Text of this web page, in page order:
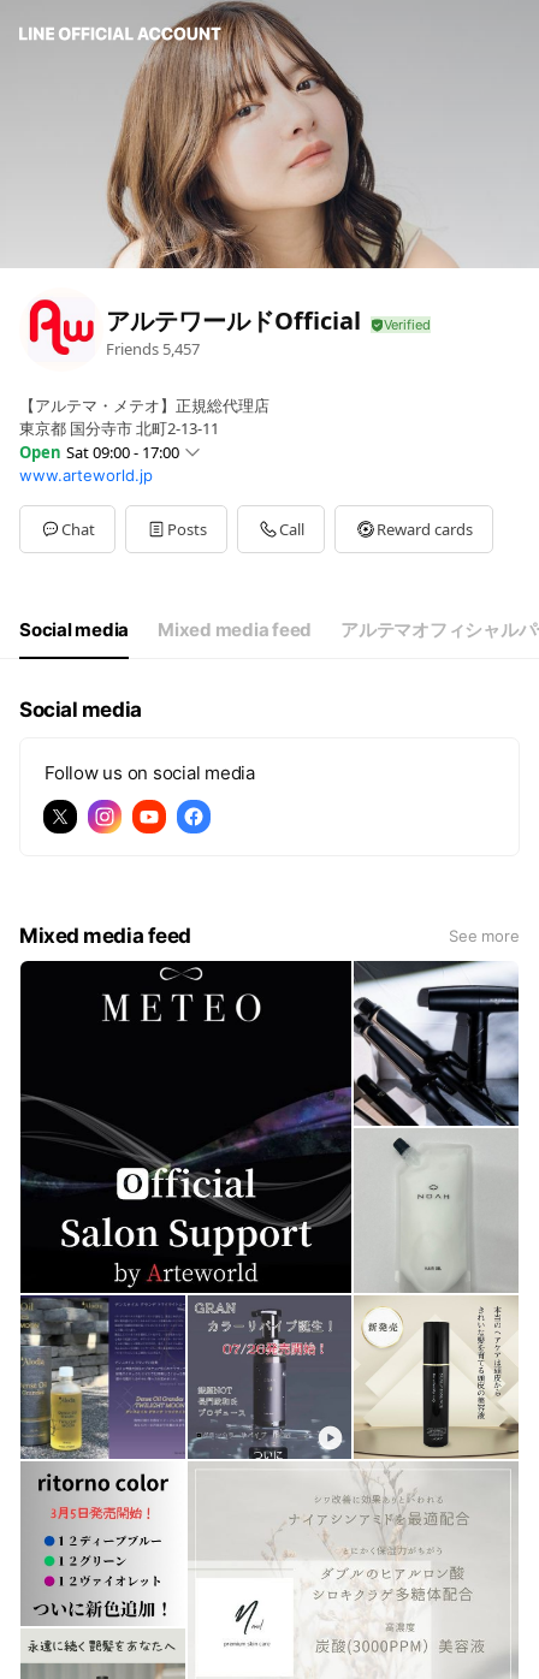
アルテワールドOfficial
Friends 5,457
【アルテマ・メテオ】正規総代理店
東京都 国分寺市 北町2-13-11
Open Sat 09:00 - 17:00
Sun09:00 - 17:00
Mon09:00 - 17:00
TueClosed
WedClosed
09:00 - 17:00
発送は基本毎日対応（例外的にお休みの場合もあります）
www.arteworld.jp
Chat Posts Call Reward cards
Social media Mixed media feed アルテマオフィシャル
Social media
Follow us on social media
Mixed media feed See more